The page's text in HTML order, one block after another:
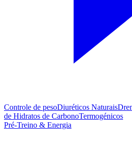
Controle de pesoDiuréticos Naturais
de Hidratos de CarbonoTermogénicos
Pré-Treino & Energia